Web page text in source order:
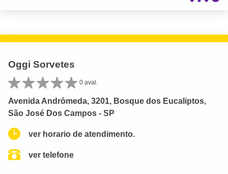
Oggi Sorvetes
0 aval.
Avenida Andrômeda, 3201, Bosque dos Eucaliptos,
São José Dos Campos - SP
ver horario de atendimento.
ver telefone